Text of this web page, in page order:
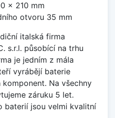
x 210 mm
otvoru 35 mm
italská firma
s.r.l. působící na trhu
je jedním z mála
vyrábějí baterie
Na všechny
záruku 5 let.
baterií jsou velmi kvalitní